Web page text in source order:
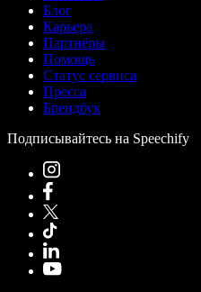
Блог
Карьера
Партнёры
Помощь
Статус сервиса
Пресса
Брендбук
Подписывайтесь на Speechify